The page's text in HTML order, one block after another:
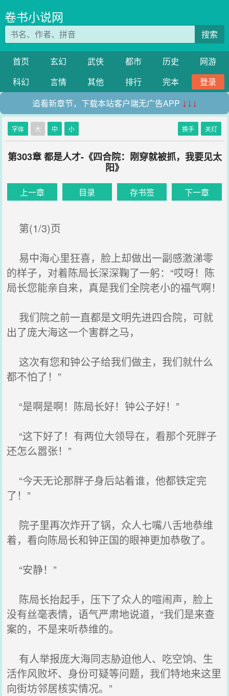
卷书小说网
搜索
首页 玄幻 武侠 都市 历史
网游
科幻
言情 其他 排行 完本
登录
追看新章节，下载本站客户端无广告APP ↓↓↓
字体 大 中 小 换手 关灯
第303章 都是人才-《四合院：刚穿就被抓，我要见太
阳》
上一章 目录 存书签 下一章
第(1/3)页
易中海心里狂喜，脸上却做出一副感激涕零
的样子，对着陈局长深深鞠了一躬：“哎呀！陈
局长您能亲自来，真是我们全院老小的福气啊！
我们院之前一直都是文明先进四合院，可就
出了庞大海这一个害群之马，
这次有您和钟公子给我们做主，我们就什么
都不怕了！”
“是啊是啊！陈局长好！钟公子好！”
“这下好了！有两位大领导在，看那个死胖子
还怎么嚣张！”
“今天无论那胖子身后站着谁，他都铁定完
了！”
院子里再次炸开了锅，众人七嘴八舌地恭维
着，看向陈局长和钟正国的眼神更加恭敬了。
“安静！”
陈局长抬起手，压下了众人的喧闹声，脸上
没有丝毫表情，语气严肃地说道，“我们是来查
案的，不是来听恭维的。
有人举报庞大海同志胁迫他人、吃空饷、生
活作风败坏、身份可疑等问题，我们特地来这里
向街坊邻居核实情况。”